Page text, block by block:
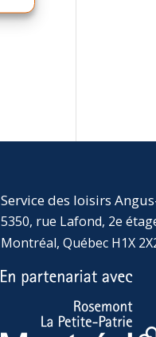
Service des loisirs
5350, rue Lafond, 2e
Montréal, Québec H1X